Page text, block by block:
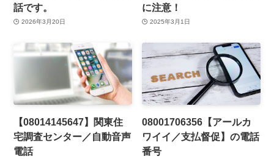
話です。
2026年3月20日
に注意！
2025年3月1日
【08014145647】関東住
宅調査センター／自動音声
電話
08001706356【アールカ
ワイイ／支払督促】の電話
番号